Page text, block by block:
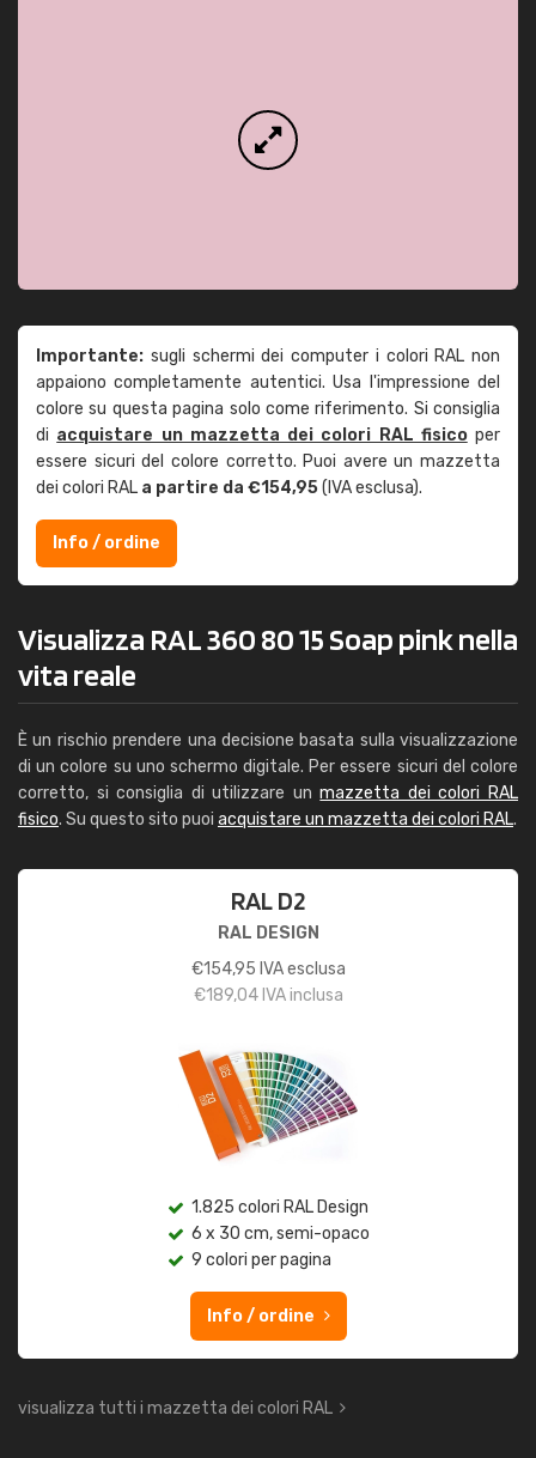
Importante: sugli schermi dei computer i colori RAL non
appaiono completamente autentici. Usa l'impressione del
colore su questa pagina solo come riferimento. Si consiglia
di acquistare un mazzetta dei colori RAL fisicoper
essere sicuri del colore corretto. Puoi avere un mazzetta
dei colori RAL a partire da €154,95(IVA esclusa).
Info / ordine
Visualizza RAL 360 80 15 Soap pink nella
vita reale
È un rischio prendere una decisione basata sulla visualizzazione
di un colore su uno schermo digitale. Per essere sicuri del colore
corretto, si consiglia di utilizzare unmazzetta dei colori RAL
fisico. Su questo sito puoi acquistare un mazzetta dei colori RAL.
RAL D2
RAL DESIGN
€154,95 IVA esclusa
€189,04IVA inclusa
1.825 colori RAL Design
6 x 30 cm, semi-opaco
9 colori per pagina
Info / ordine
visualizza tutti i mazzetta dei colori RAL